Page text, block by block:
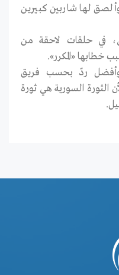
لها شاربين كبيرين
في حلقات لاحقة من
خطابها «المكرر».
وأفضل ردّ بحسب فريق
الثورة السورية هي ثورة